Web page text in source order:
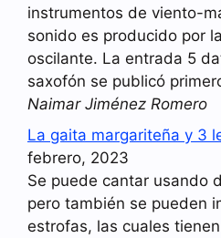
instrumentos de viento-
sonido es producido por
oscilante. La entrada 5
saxofón se publicó
Naimar Jiménez Romero
La gaita margariteña y 3
febrero, 2023
Se puede cantar usando
pero también se pueden
estrofas, las cuales